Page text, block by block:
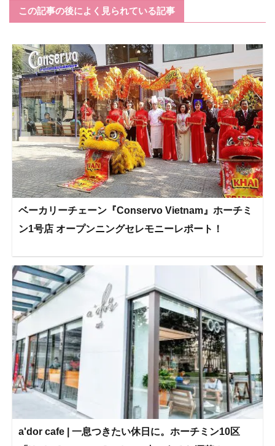
この記事の後によく見られている記事
ベーカリーチェーン『Conservo Vietnam』ホーチミ
ン1号店 オープンニングセレモニーレポート！
a'dor cafe | 一息つきたい休日に。ホーチミン10区